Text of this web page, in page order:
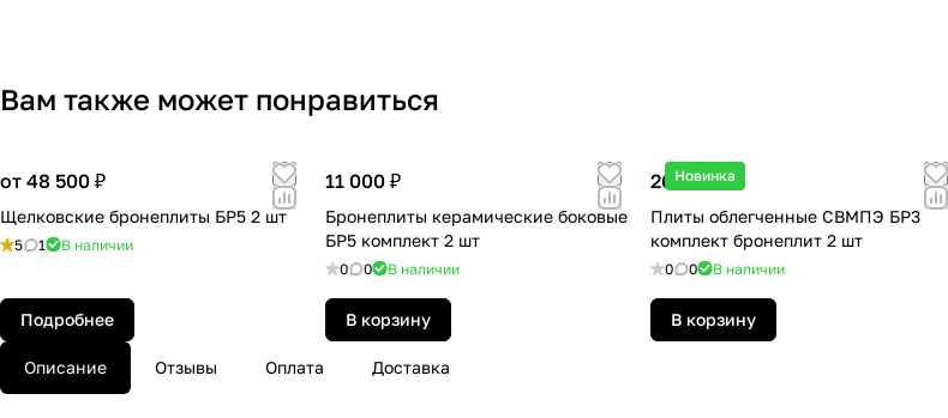
Вам также может понравиться
от 48 500 ₽
Щелковские бронеплиты БР5 2 шт
5 1 В наличии
Подробнее
11 000 ₽
Бронеплиты керамические боковые
БР5 комплект 2 шт
0 0 В наличии
В корзину
Новинка
26 000 ₽
Плиты облегченные СВМПЭ БР3
комплект бронеплит 2 шт
0 0 В наличии
В корзину
Описание Отзывы Оплата Доставка